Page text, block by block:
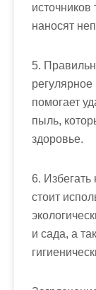
наносят
5.
помогает
пыль,
здоровье.
6.
стоит
и сада, а